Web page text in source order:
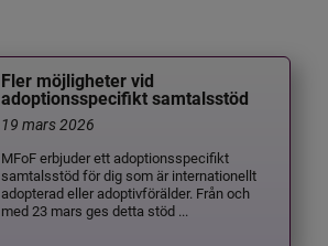
Fler möjligheter vid
adoptionsspecifikt samtalsstöd
19 mars 2026
MFoF erbjuder ett adoptionsspecifikt
samtalsstöd för dig som är internationellt
adopterad eller adoptivförälder. Från och
med 23 mars ges detta stöd ...